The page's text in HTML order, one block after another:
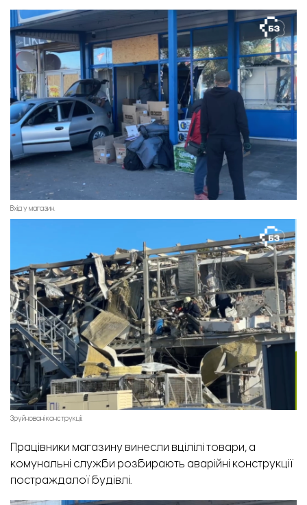
Вхід у магазин.
Зруйновані конструкції.
Працівники магазину винесли вцілілі товари, а
комунальні служби розбирають аварійні конструкції
постраждалої будівлі.